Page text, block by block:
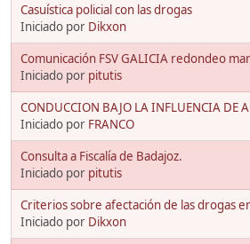
Casuística policial con las drogas
Iniciado por Dikxon
Comunicación FSV GALICIA redondeo
Iniciado por pitutis
CONDUCCION BAJO LA INFLUENCIA DE
Iniciado por FRANCO
Consulta a Fiscalía de Badajoz.
Iniciado por pitutis
Criterios sobre afectación de las drogas
Iniciado por Dikxon